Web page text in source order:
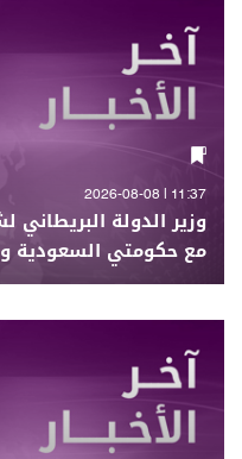
11:37 | 2026-08-08
وزير الدولة
مع حكومتي السعودية